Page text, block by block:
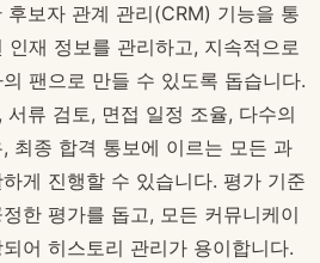
후보자 관계 관리(CRM) 기능을 통
재 정보를 관리하고, 지속적으로
팬으로 만들 수 있도록 돕습니다.
류 검토, 면접 일정 조율, 다수의
최종 합격 통보에 이르는 모든 과
게 진행할 수 있습니다. 평가 기준
한 평가를 돕고, 모든 커뮤니케이
어 히스토리 관리가 용이합니다.